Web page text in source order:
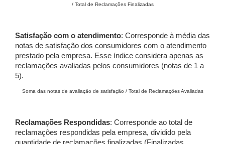
/ Total de Reclamações Finalizadas
Satisfação com o atendimento: Corresponde à média das
notas de satisfação dos consumidores com o atendimento
prestado pela empresa. Esse índice considera apenas as
reclamações avaliadas pelos consumidores (notas de 1 a
5).
Soma das notas de avaliação de satisfação / Total de Reclamações Avaliadas
Reclamações Respondidas: Corresponde ao total de
reclamações respondidas pela empresa, dividido pela